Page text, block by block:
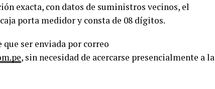
exacta, con datos de suministros vecinos, el
porta medidor y consta de 08 dígitos.
ser enviada por correo
, sin necesidad de acercarse presencialmente a la